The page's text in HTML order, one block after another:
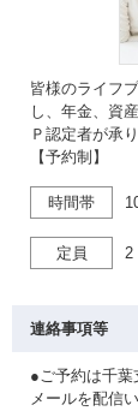
皆様のライフ
し、年金、資
Ｐ認定者が承
【予約制】
時間帯
定員 2
連絡事項等
●ご予約は千
メールを配信